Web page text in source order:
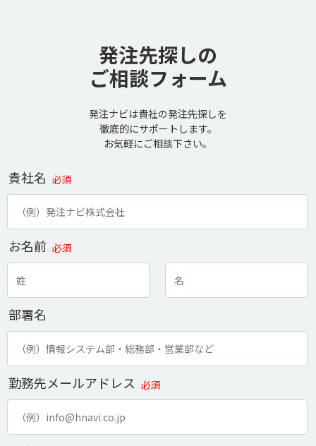
発注先探しの
ご相談フォーム
発注ナビは貴社の発注先探しを
徹底的にサポートします。
お気軽にご相談下さい。
貴社名 必須
お名前 必須
部署名
勤務先メールアドレス 必須